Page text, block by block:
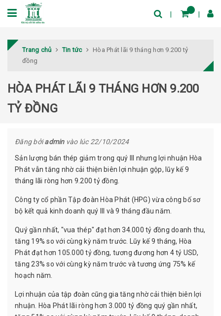
Trang chủ Tin tức
Hòa Phát lãi 9 tháng hơn 9.200 tỷ
đồng
HÒA PHÁT LÃI 9 THÁNG HƠN 9.200
TỶ ĐỒNG
Đăng bởiadminvào lúc 22/10/2024
Sản lượng bán thép giảm trong quý III nhưng lợi nhuận Hòa
Phát vẫn tăng nhờ cải thiện biên lợi nhuận gộp, lũy kế 9
tháng lãi ròng hơn 9.200 tỷ đồng.
Công ty cổ phần Tập đoàn Hòa Phát (HPG) vừa công bố sơ
bộ kết quả kinh doanh quý III và 9 tháng đầu năm.
Quý gần nhất, "vua thép" đạt hơn 34.000 tỷ đồng doanh thu,
tăng 19% so với cùng kỳ năm trước. Lũy kế 9 tháng, Hòa
Phát đạt hơn 105.000 tỷ đồng, tương đương hơn 4 tỷ USD,
tăng 23% so với cùng kỳ năm trước và tương ứng 75% kế
hoạch năm.
Lợi nhuận của tập đoàn cũng gia tăng nhờ cải thiện biên lợi
nhuận. Hòa Phát lãi ròng hơn 3.000 tỷ đồng quý gần nhất,